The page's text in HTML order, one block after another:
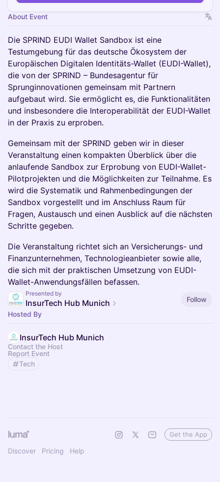
About Event
Die SPRIND EUDI Wallet Sandbox ist eine
Testumgebung für das deutsche Ökosystem der
Europäischen Digitalen Identitäts-Wallet (EUDI-Wallet),
die von der SPRIND – Bundesagentur für
Sprunginnovationen gemeinsam mit Partnern
aufgebaut wird. Sie ermöglicht es, die Funktionalitäten
und insbesondere die Interoperabilität der EUDI-Wallet
in der Praxis zu erproben.
Gemeinsam mit der SPRIND geben wir in dieser
Veranstaltung einen kompakten Überblick über die
anlaufende Sandbox zur Erprobung von EUDI-Wallet-
Pilotprojekten und die Möglichkeiten zur Teilnahme. Es
wird die Systematik und Rahmenbedingungen der
Sandbox vorgestellt und im Anschluss Raum für
Fragen, Austausch und einen Ausblick auf die nächsten
Schritte gegeben.
Die Veranstaltung richtet sich an Versicherungs- und
Finanzunternehmen, Technologieanbieter sowie alle,
die sich mit der praktischen Umsetzung von EUDI-
Wallet-Anwendungsfällen befassen.
Presented by
InsurTech Hub Munich
Follow
Hosted By
InsurTech Hub Munich
Contact the Host
Report Event
Tech
Discover Pricing Help
Get the App